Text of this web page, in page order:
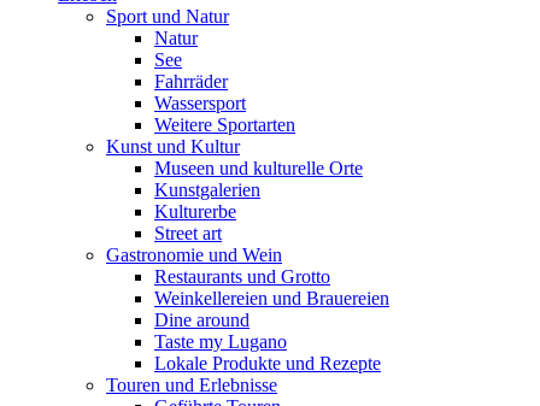
Sport und Natur
Natur
See
Fahrräder
Wassersport
Weitere Sportarten
Kunst und Kultur
Museen und kulturelle Orte
Kunstgalerien
Kulturerbe
Street art
Gastronomie und Wein
Restaurants und Grotto
Weinkellereien und Brauereien
Dine around
Taste my Lugano
Lokale Produkte und Rezepte
Touren und Erlebnisse